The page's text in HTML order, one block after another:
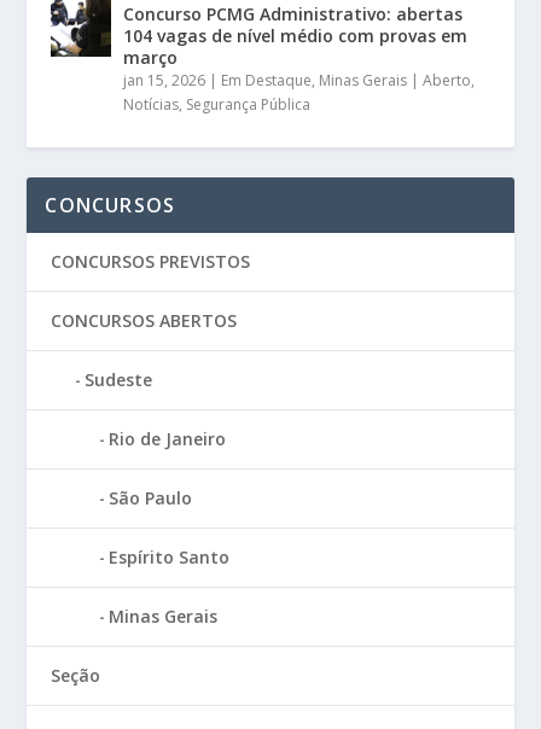
Concurso PCMG Administrativo: abertas
104 vagas de nível médio com provas em
março
jan 15, 2026 | Em Destaque, Minas Gerais | Aberto,
Notícias, Segurança Pública
CONCURSOS
CONCURSOS PREVISTOS
CONCURSOS ABERTOS
Sudeste
Rio de Janeiro
São Paulo
Espírito Santo
Minas Gerais
Seção